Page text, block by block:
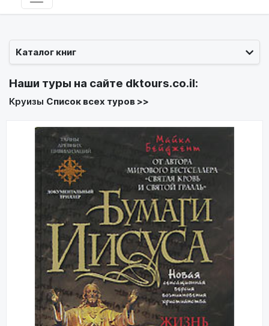
Каталог книг
Наши туры на сайте dktours.co.il:
Круизы Список всех туров >>